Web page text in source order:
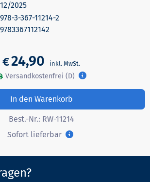
12/2025
978-3-367-11214-2
9783367112142
€24,90
Versandkostenfrei (D)
In den Warenkorb
Best.-Nr.: RW-11214
Sofort lieferbar